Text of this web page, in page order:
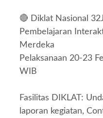
🔴 Diklat Nasional
Pembelajaran
Merdeka
Pelaksanaan 20-23
WIB
Fasilitas DIKLAT:
laporan kegiatan,